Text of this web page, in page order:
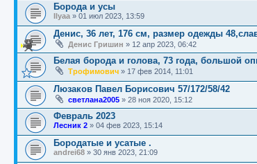
Борода и усы
Ilyaa » 01 июл 2023, 13:59
Денис, 36 лет, 176 см, размер одежды
Денис Гришин » 12 апр 2023, 06:42
Белая борода и голова, 73 года, большой
Трофимович » 17 фев 2014, 11:01
Люзаков Павел Борисович 57/172/58/42
светлана2005 » 28 ноя 2020, 15:12
Февраль 2023
Лесник 2 » 04 фев 2023, 15:14
Бородатые и усатые .
andrei68 » 30 янв 2023, 21:09